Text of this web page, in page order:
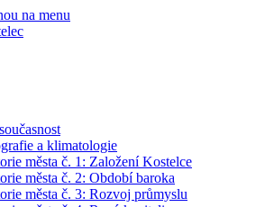
na menu
a klimatologie
města č. 1: Založení Kostelce
města č. 2: Období baroka
města č. 3: Rozvoj průmyslu